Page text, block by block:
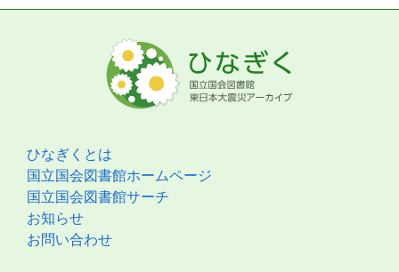
ひなぎくとは
国立国会図書館ホームページ
国立国会図書館サーチ
お知らせ
お問い合わせ